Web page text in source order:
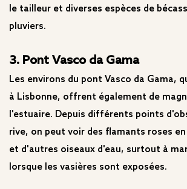
le tailleur et diverses espèces de
pluviers.
3. Pont Vasco da Gama
Les environs du pont Vasco da Gama,
à Lisbonne, offrent également de
l'estuaire. Depuis différents points
rive, on peut voir des flamants roses
et d'autres oiseaux d'eau, surtout à
lorsque les vasières sont exposées.